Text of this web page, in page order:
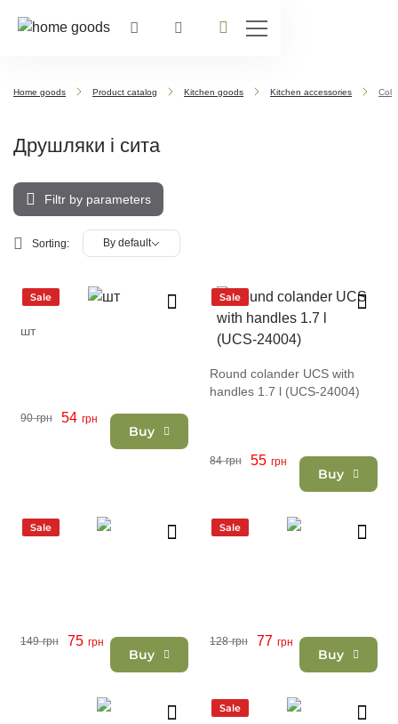
Home goods Product catalog Kitchen goods Kitchen accessories
Друшляки і сита
Filtr by parameters
Sorting: By default
Sale
шт
90 грн 54 грн
Buy
Sale
Round colander UCS with
handles 1.7 l (UCS-24004)
84 грн 55 грн
Buy
Sale
149 грн 75 грн
Buy
Sale
128 грн 77 грн
Buy
Sale